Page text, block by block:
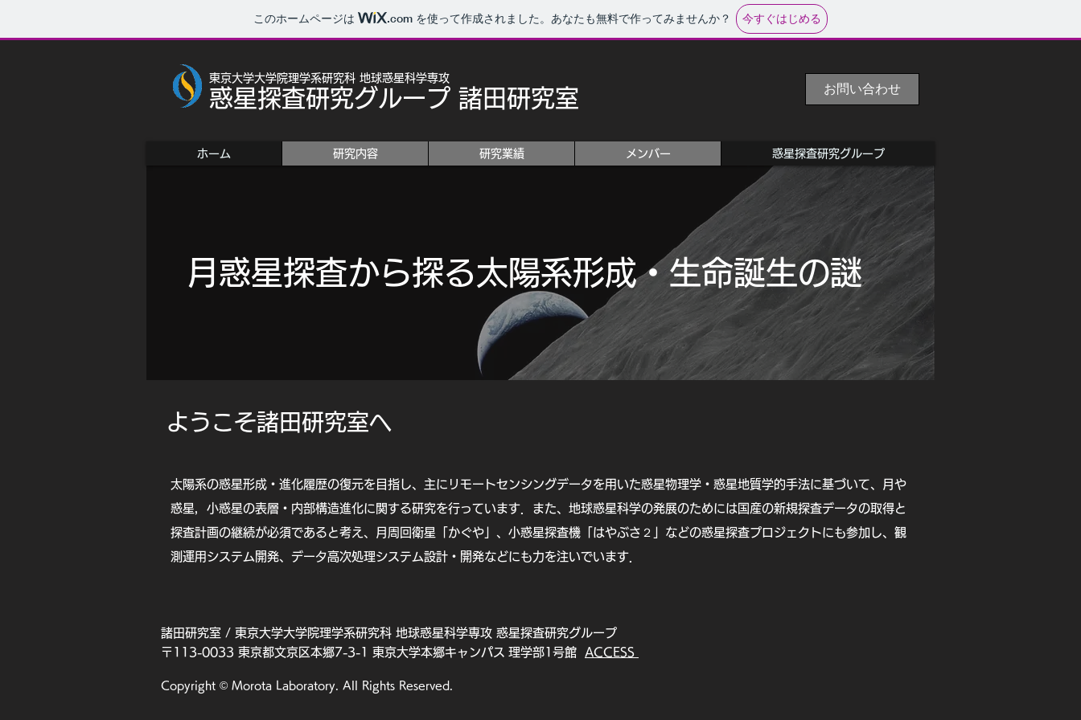
このホームページは .com を使って作成されました。あなたも無料で作ってみませんか？ 今すぐはじめる
お問い合わせ
東京大学大学院理学系研究科 地球惑星科学専攻
惑星探査研究グループ 諸田研究室
ホーム 研究内容 研究業績 メンバー 惑星探査研究グループ
​ようこそ諸田研究室へ
太陽系の惑星形成・進化履歴の復元を目指し、主にリモートセンシングデータを用いた惑星物理学・惑星地質学的手法に基づいて、月や
惑星，小惑星の表層・内部構造進化に関する研究を行っています．また、地球惑星科学の発展のためには国産の新規探査データの取得と
探査計画の継続が必須であると考え、月周回衛星「かぐや」、小惑星探査機「はやぶさ２」などの惑星探査プロジェクトにも参加し、観
測運用システム開発、データ高次処理システム設計・開発などにも力を注いでいます．
月​惑星探査から探る太陽系形成・生命誕生の謎
諸田研究室 / 東京大学大学院理学系研究科 地球惑星科学専攻 惑星探査研究グループ
〒113-0033 東京都文京区本郷7-3-1 東京大学本郷キャンパス 理学部1号館 ACCESS
Copyright © Morota Laboratory. All Rights Reserved.